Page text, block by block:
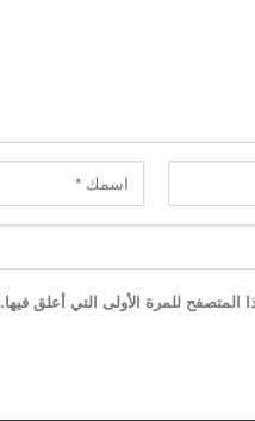
للمرة الأولى التي أعلق فيها.